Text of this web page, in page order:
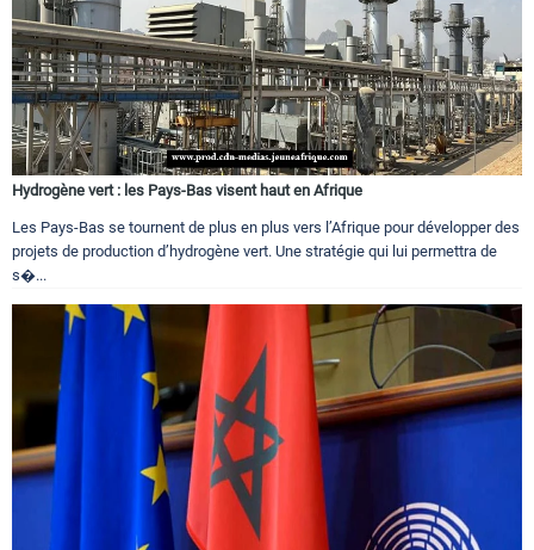
Hydrogène vert : les Pays-Bas visent haut en Afrique
Les Pays-Bas se tournent de plus en plus vers l’Afrique pour développer des
projets de production d’hydrogène vert. Une stratégie qui lui permettra de
s�...